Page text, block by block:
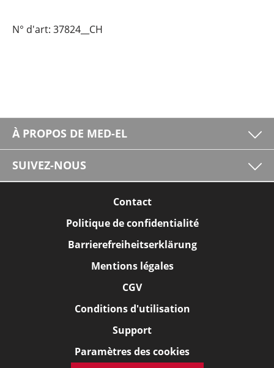
N° d'art: 37824__CH
À PROPOS DE MED-EL
SUIVEZ-NOUS
Contact
Politique de confidentialité
Barrierefreiheitserklärung
Mentions légales
CGV
Conditions d'utilisation
Support
Paramètres des cookies